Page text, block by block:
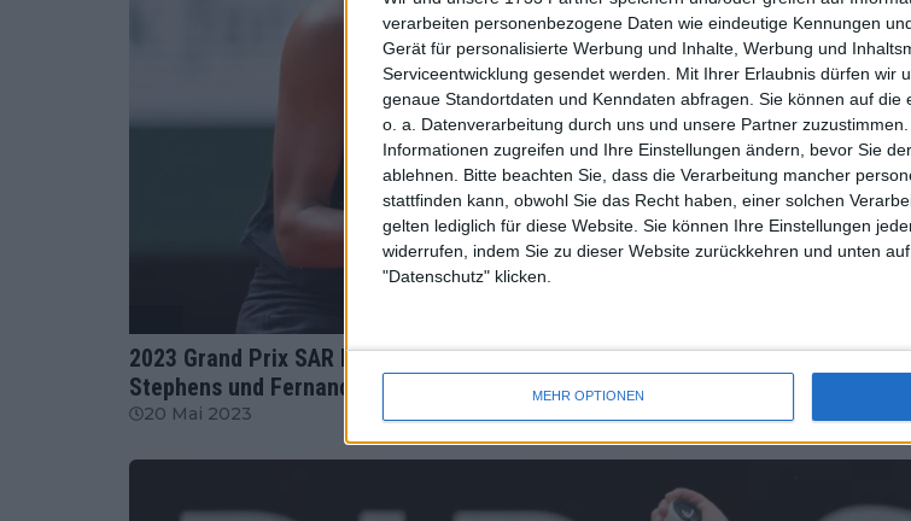
verarbeiten personenbezogene Daten wie eindeutige Kennungen
Gerät für personalisierte Werbung und Inhalte, Werbung und
Serviceentwicklung gesendet werden.
Mit Ihrer Erlaubnis dürfen wir
genaue Standortdaten und Kenndaten abfragen. Sie können auf
o. a. Datenverarbeitung durch uns und unsere Partner
Informationen zugreifen und Ihre Einstellungen ändern, bevor Sie
ablehnen.
Bitte beachten Sie, dass die Verarbeitung mancher
stattfinden kann, obwohl Sie das Recht haben, einer solchen
gelten lediglich für diese Website. Sie können Ihre Einstellungen
widerrufen, indem Sie zu dieser Website zurückkehren und unten
"Datenschutz" klicken.
MEHR OPTIONEN
2023 Grand Prix SAR La Princesse Lalla Meryem Rabat Auslosung mit
Stephens und Fernandez
20 Mai 2023